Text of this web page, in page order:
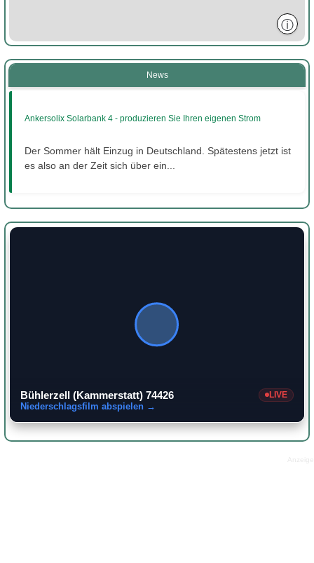
ⓘ
News
Ankersolix Solarbank 4 - produzieren Sie Ihren eigenen Strom
Der Sommer hält Einzug in Deutschland. Spätestens jetzt ist
es also an der Zeit sich über ein...
Bühlerzell (Kammerstatt) 74426 LIVE
Niederschlagsfilm abspielen →